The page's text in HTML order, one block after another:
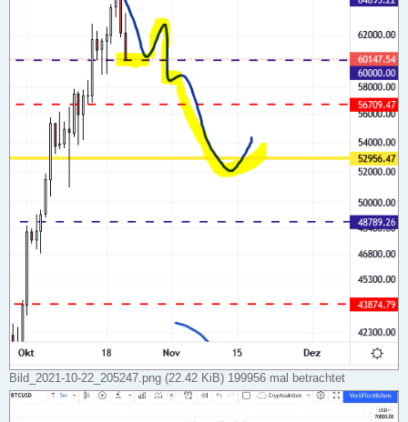
Bild_2021-10-22_205247.png (22.42 KiB) 199956 mal betrachtet